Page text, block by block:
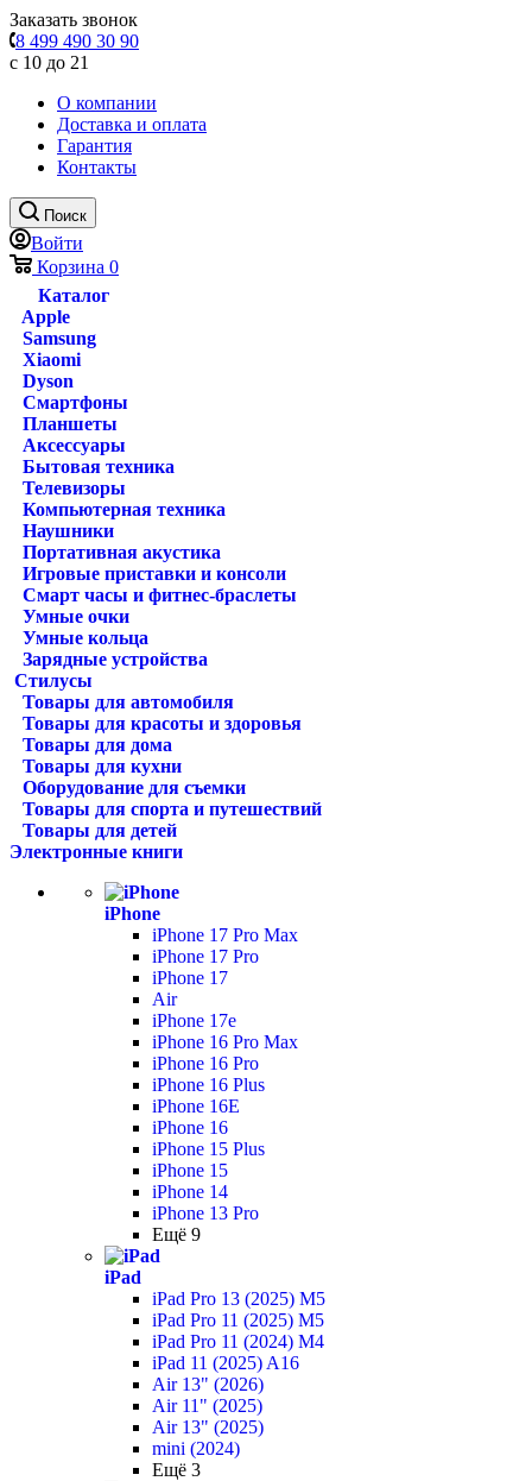
Заказать звонок
8 499 490 30 90
с 10 до 21
О компании
Доставка и оплата
Гарантия
Контакты
Поиск
Войти
Корзина 0
Каталог
Apple
Samsung
Xiaomi
Dyson
Смартфоны
Планшеты
Аксессуары
Бытовая техника
Телевизоры
Компьютерная техника
Наушники
Портативная акустика
Игровые приставки и консоли
Смарт часы и фитнес-браслеты
Умные очки
Умные кольца
Зарядные устройства
Стилусы
Товары для автомобиля
Товары для красоты и здоровья
Товары для дома
Товары для кухни
Оборудование для съемки
Товары для спорта и путешествий
Товары для детей
Электронные книги
iPhone
iPhone 17 Pro Max
iPhone 17 Pro
iPhone 17
Air
iPhone 17e
iPhone 16 Pro Max
iPhone 16 Pro
iPhone 16 Plus
iPhone 16E
iPhone 16
iPhone 15 Plus
iPhone 15
iPhone 14
iPhone 13 Pro
Ещё 9
iPad
iPad Pro 13 (2025) M5
iPad Pro 11 (2025) M5
iPad Pro 11 (2024) M4
iPad 11 (2025) A16
Air 13" (2026)
Air 11" (2025)
Air 13" (2025)
mini (2024)
Ещё 3